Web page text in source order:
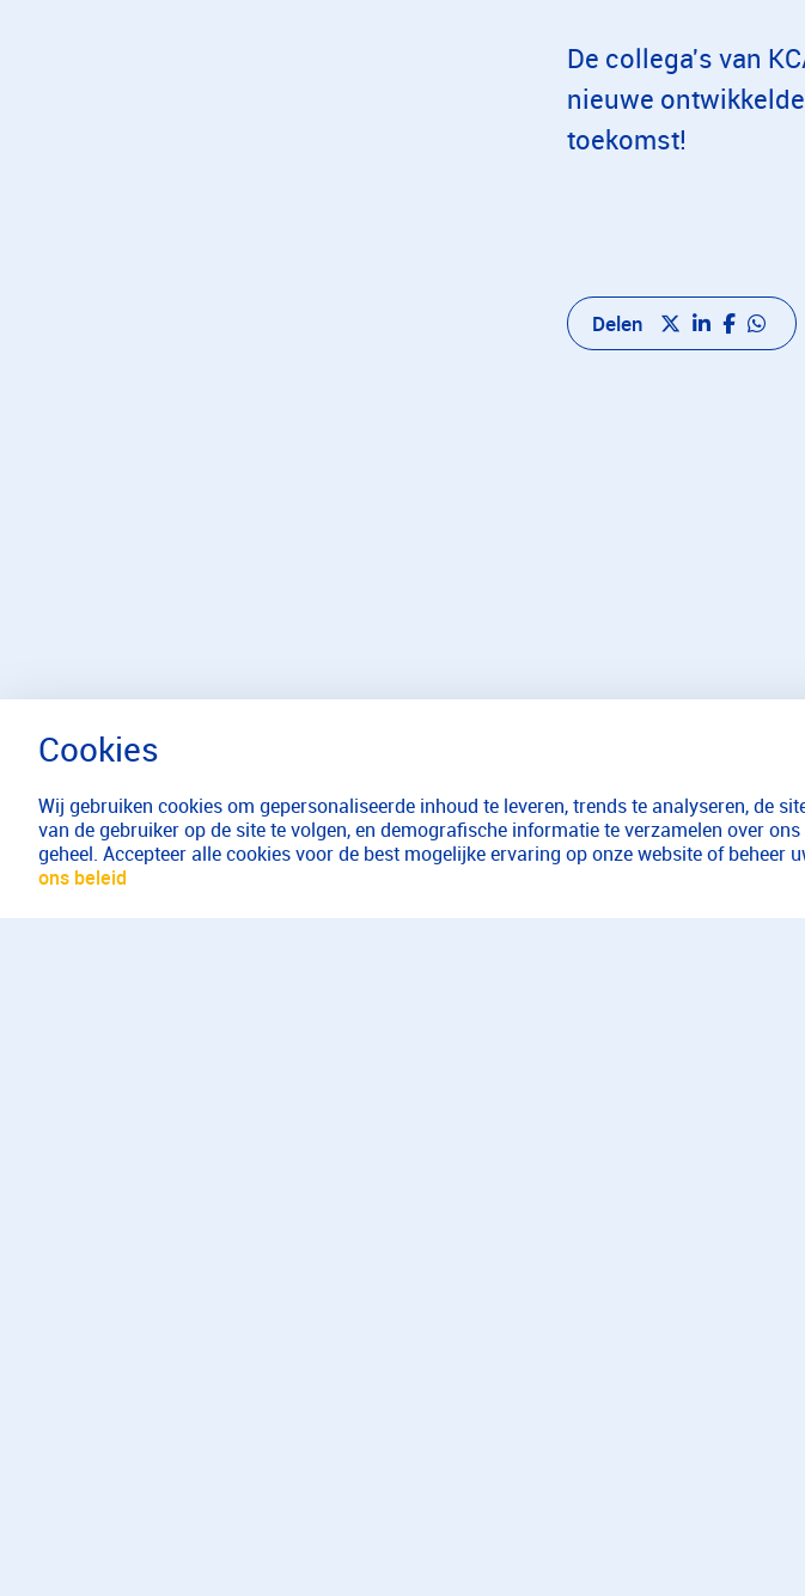
De collega's van
nieuwe
toekomst!
Delen
Wij gebruiken cookies om gepersonaliseerde inhoud te leveren, trends te analyseren, de
van de gebruiker op de site te volgen, en demografische informatie te verzamelen over
geheel. Accepteer alle cookies voor de best mogelijke ervaring op onze website of beheer
ons beleid